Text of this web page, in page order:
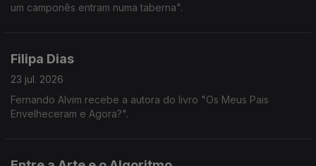
um camponês entram numa taberna".
Filipa Dias
23 jul. 2026
Fernando Alvim recebe a autora do livro "Os Meus Pais
Envelheceram e Agora?".